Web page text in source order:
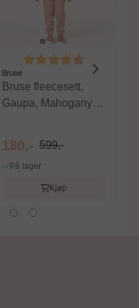
Karakter:
Bruse
Bruse fleecesett,
Gaupa, Mahogany
180,- 599,-
På lager
Kjøp